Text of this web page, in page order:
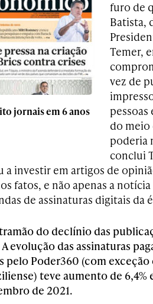
jornais em 6 anos
furo de
Batista,
Temer,
vez de
do
poderia
conclui
a investir em artigos de
fatos, e não apenas a
de assinaturas digitais da
do declínio das
evolução das assinaturas
Poder360 (com exceção
teve aumento de
de 2021.